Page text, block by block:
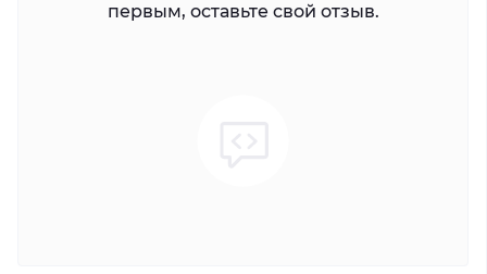
первым, оставьте свой отзыв.